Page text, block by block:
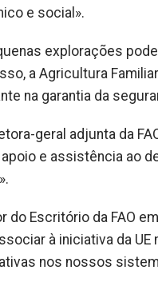
e social».
explorações
a Agricultura
na garantia da
geral adjunta da
e assistência ao
do Escritório da FAO
à iniciativa da
nos nossos